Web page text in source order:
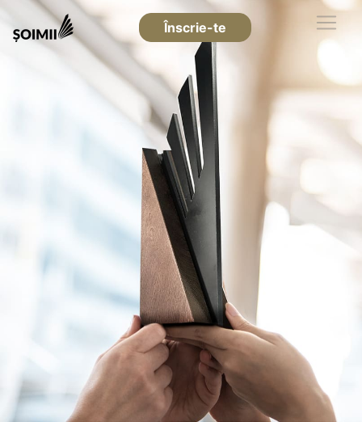
Înscrie-te